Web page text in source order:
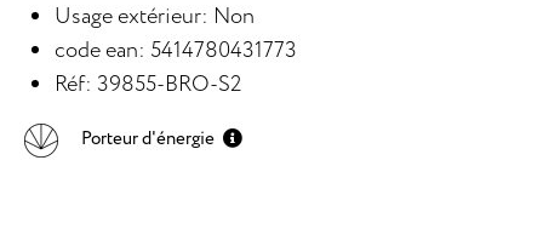
Usage extérieur: Non
code ean: 5414780431773
Réf: 39855-BRO-S2
Porteur d'énergie